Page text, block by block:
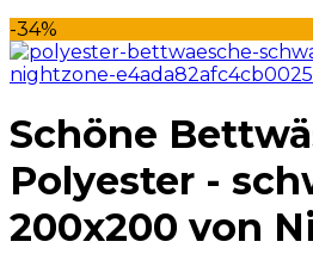
-34%
Schöne
Polyester -
200x200 von